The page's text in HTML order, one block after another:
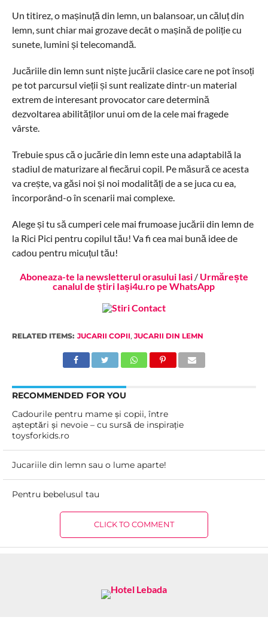
Un titirez, o mașinuță din lemn, un balansoar, un căluț din
lemn, sunt chiar mai grozave decât o mașină de poliție cu
sunete, lumini și telecomandă.
Jucăriile din lemn sunt niște jucării clasice care ne pot însoți
pe tot parcursul vieții și sunt realizate dintr-un material
extrem de interesant provocator care determină
dezvoltarea abilităților unui om de la cele mai fragede
vârste.
Trebuie spus că o jucărie din lemn este una adaptabilă la
stadiul de maturizare al fiecărui copil. Pe măsură ce acesta
va crește, va găsi noi și noi modalități de a se juca cu ea,
încorporând-o în scenarii mai complexe.
Alege și tu să cumperi cele mai frumoase jucării din lemn de
la Rici Pici pentru copilul tău! Va fi cea mai bună idee de
cadou pentru micuțul tău!
Aboneaza-te la newsletterul orasului Iasi/ Urmărește
canalul de știri Iași4u.ro pe WhatsApp
RELATED ITEMS: JUCARII COPII, JUCARII DIN LEMN
RECOMMENDED FOR YOU
Cadourile pentru mame și copii, între
așteptări și nevoie – cu sursă de inspirație
toysforkids.ro
Jucariile din lemn sau o lume aparte!
Pentru bebelusul tau
CLICK TO COMMENT